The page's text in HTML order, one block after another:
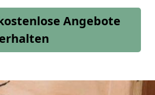
Angebote
erhalten